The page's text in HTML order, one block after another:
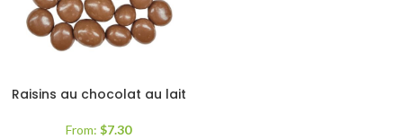
Raisins au chocolat au lait
From: $7.30